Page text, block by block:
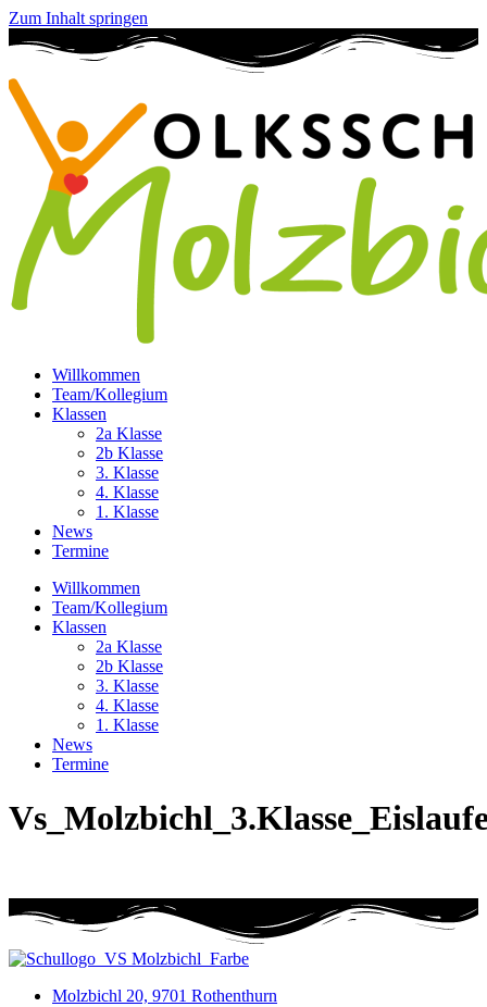
Zum Inhalt springen
Willkommen
Team/Kollegium
Klassen
2a Klasse
2b Klasse
3. Klasse
4. Klasse
1. Klasse
News
Termine
Willkommen
Team/Kollegium
Klassen
2a Klasse
2b Klasse
3. Klasse
4. Klasse
1. Klasse
News
Termine
Molzbichl 20, 9701 Rothenthurn